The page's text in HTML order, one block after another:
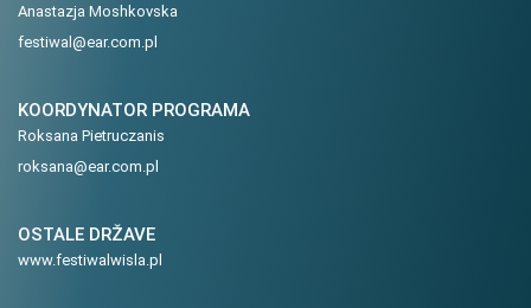
Anastazja Moshkovska
festiwal@ear.com.pl
KOORDYNATOR PROGRAMA
Roksana Pietruczanis
roksana@ear.com.pl
OSTALE DRŽAVE
www.festiwalwisla.pl